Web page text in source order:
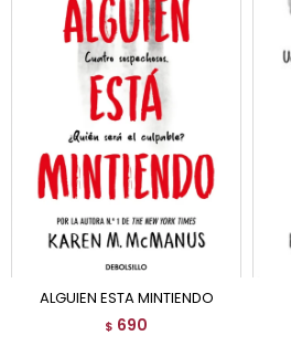
ALGUIEN ESTA MINTIENDO
$ 690